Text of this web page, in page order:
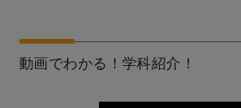
動画でわかる！学科紹介！